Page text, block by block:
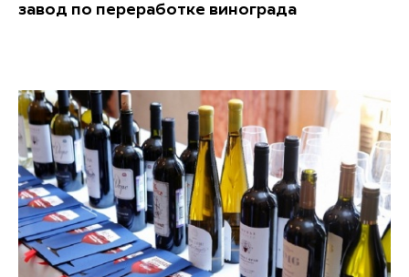
завод по переработке винограда